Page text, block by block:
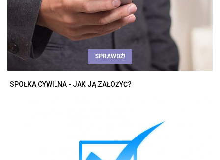
SPRAWDŹ!
SPÓŁKA CYWILNA - JAK JĄ ZAŁOŻYĆ?